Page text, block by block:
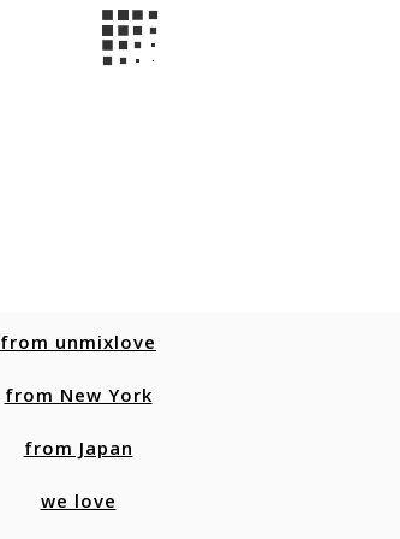
from unmixlove
from New York
from Japan
we love